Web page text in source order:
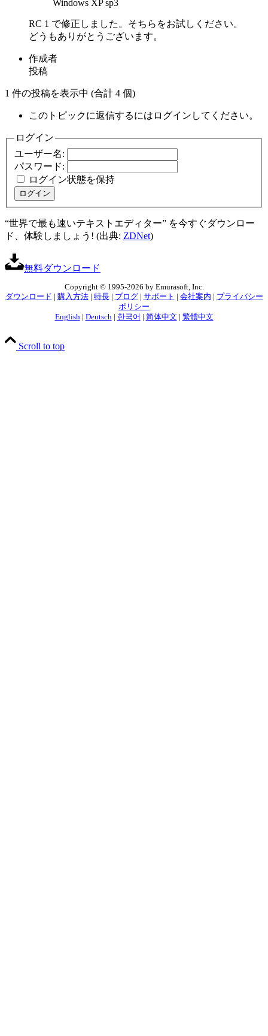
Windows XP sp3
RC 1 で修正しました。そちらをお試しください。
どうもありがとうございます。
作成者
投稿
1 件の投稿を表示中 (合計 4 個)
このトピックに返信するにはログインしてください。
ログイン
ユーザー名:
パスワード:
ログイン状態を保持
ログイン
“世界で最も速いテキストエディター” を今すぐダウンロー
ド、体験しましょう! (出典: ZDNet)
無料ダウンロード
Copyright © 1995-2026 by Emurasoft, Inc.
ダウンロード | 購入方法| 特長| ブログ| サポート | 会社案内 | プライバシー
ポリシー
English | Deutsch | 한국어 | 简体中文 | 繁體中文
Scroll to top